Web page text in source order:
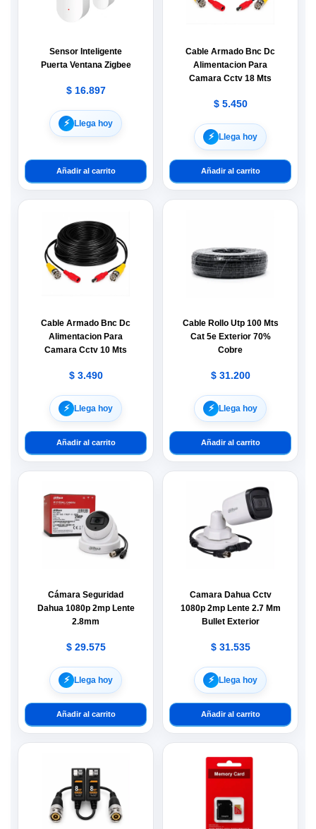
Sensor Inteligente
Puerta Ventana Zigbee
$16.897
⚡︎ Llega hoy
Añadir al carrito
Cable Armado Bnc Dc
Alimentacion Para
Camara Cctv 18 Mts
$5.450
⚡︎ Llega hoy
Añadir al carrito
Cable Armado Bnc Dc
Alimentacion Para
Camara Cctv 10 Mts
$3.490
⚡︎ Llega hoy
Añadir al carrito
Cable Rollo Utp 100 Mts
Cat 5e Exterior 70%
Cobre
$31.200
⚡︎ Llega hoy
Añadir al carrito
Cámara Seguridad
Dahua 1080p 2mp Lente
2.8mm
$29.575
⚡︎ Llega hoy
Añadir al carrito
Camara Dahua Cctv
1080p 2mp Lente 2.7 Mm
Bullet Exterior
$31.535
⚡︎ Llega hoy
Añadir al carrito